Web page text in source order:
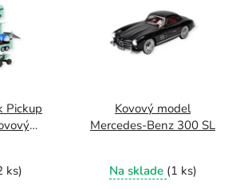
Pickup
ks)
Kovový model
Mercedes-Benz 300 SL
Na sklade (1 ks)